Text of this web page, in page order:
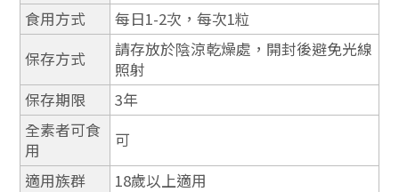
食用方式
每日1-2次，每次1粒
保存方式
請存放於陰涼乾燥處，開封後避免光線
照射
保存期限
3年
全素者可食
用
可
適用族群
18歲以上適用